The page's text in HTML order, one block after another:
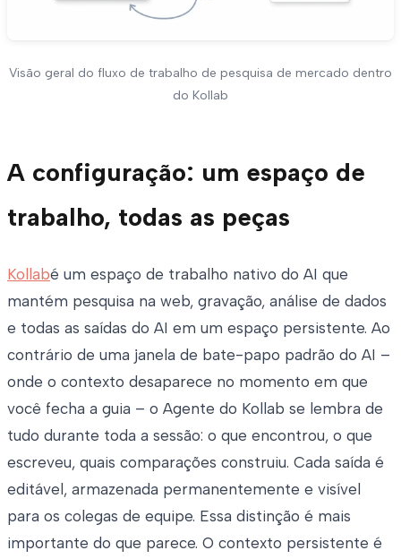
Visão geral do fluxo de trabalho de pesquisa de mercado dentro
do Kollab
A configuração: um espaço de
trabalho, todas as peças
Kollabé um espaço de trabalho nativo do AI que
mantém pesquisa na web, gravação, análise de dados
e todas as saídas do AI em um espaço persistente. Ao
contrário de uma janela de bate-papo padrão do AI –
onde o contexto desaparece no momento em que
você fecha a guia – o Agente do Kollab se lembra de
tudo durante toda a sessão: o que encontrou, o que
escreveu, quais comparações construiu. Cada saída é
editável, armazenada permanentemente e visível
para os colegas de equipe. Essa distinção é mais
importante do que parece. O contexto persistente é